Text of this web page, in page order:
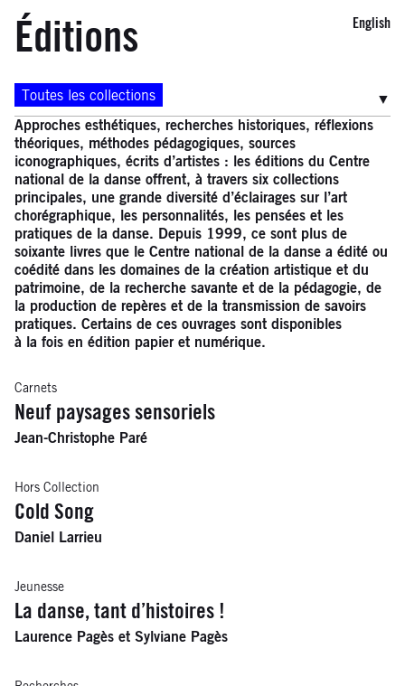
English
Éditions
Filtres
Toutes les collections
Approches esthétiques, recherches historiques, réflexions
théoriques, méthodes pédagogiques, sources
iconographiques, écrits d’artistes : les éditions du Centre
national de la danse offrent, à travers six collections
principales, une grande diversité d’éclairages sur l’art
chorégraphique, les personnalités, les pensées et les
pratiques de la danse. Depuis 1999, ce sont plus de
soixante livres que le Centre national de la danse a édité ou
coédité dans les domaines de la création artistique et du
patrimoine, de la recherche savante et de la pédagogie, de
la production de repères et de la transmission de savoirs
pratiques. Certains de ces ouvrages sont disponibles
à la fois en édition papier et numérique.
Carnets
Neuf paysages sensoriels
Jean-Christophe Paré
Hors Collection
Cold Song
Daniel Larrieu
Jeunesse
La danse, tant d’histoires !
Laurence Pagès et Sylviane Pagès